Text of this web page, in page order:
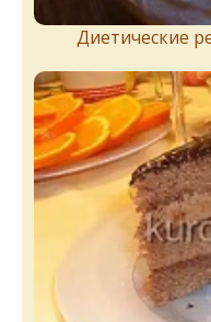
Диетические